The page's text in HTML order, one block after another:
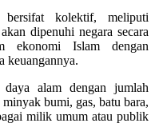
bersifat kolektif, meliputi
dipenuhi negara secara
ekonomi Islam dengan
keuangannya.
alam dengan jumlah
bumi, gas, batu bara,
milik umum atau publik